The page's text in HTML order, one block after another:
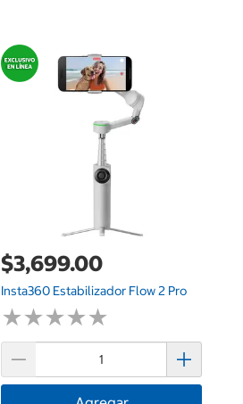
$3,699.00
Insta360 Estabilizador Flow 2 Pro
★★★★★
★★★★★